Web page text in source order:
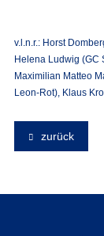
v.l.n.r.: Horst
Helena Ludwig (GC
Maximilian Matteo
Leon-Rot), Klaus
zurück